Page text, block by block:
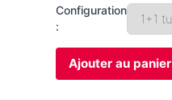
Configuration
:
Ajouter au panier